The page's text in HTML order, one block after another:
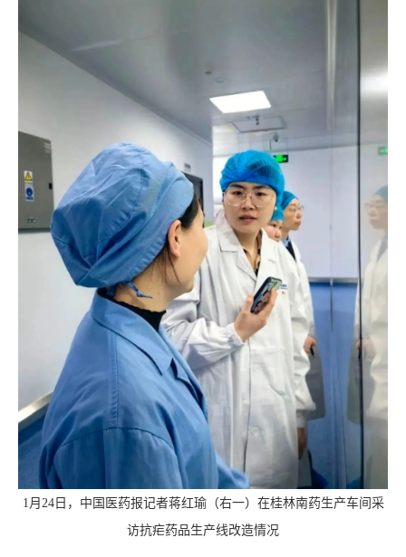
1月24日，中国医药报记者蒋红瑜（右一）在桂林南药生产车间采
访抗疟药品生产线改造情况